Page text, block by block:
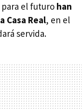
para el futuro han
Casa Real, en el
servida.